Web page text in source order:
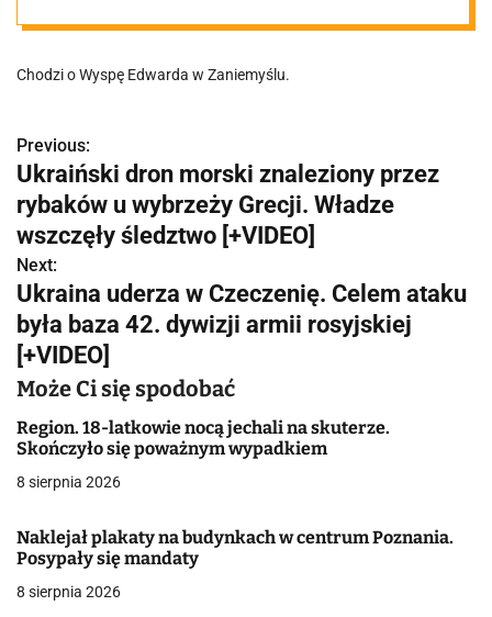
regionie wciąż
zamknięta.
"Stan
'niebieskiego'
pomostu nie
pozwala na jego
użytkowanie"
Chodzi o Wyspę Edwarda w Zaniemyślu.
N
a
w
i
g
a
c
j
a
w
p
Previous:
Ukraiński dron morski znaleziony przez
rybaków u wybrzeży Grecji. Władze
wszczęły śledztwo [+VIDEO]
Next:
Ukraina uderza w Czeczenię. Celem ataku
była baza 42. dywizji armii rosyjskiej
[+VIDEO]
Może Ci się spodobać
Region. 18-latkowie nocą jechali na skuterze.
Skończyło się poważnym wypadkiem
8 sierpnia 2026
Naklejał plakaty na budynkach w centrum Poznania.
Posypały się mandaty
8 sierpnia 2026